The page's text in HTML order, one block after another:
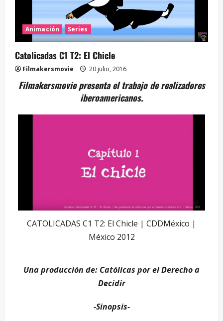
Animación Series
Catolicadas C1 T2: El Chicle
Filmakersmovie 20 julio, 2016
Filmakersmovie presenta el trabajo de realizadores
iberoamericanos.
CATOLICADAS C1 T2: El Chicle | CDDMéxico |
México 2012
Una producción de: Católicas por el Derecho a
Decidir
-Sinopsis-